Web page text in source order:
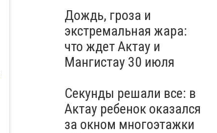
Дождь, гроза и
экстремальная жара:
что ждет Актау и
Мангистау 30 июля
Секунды решали все: в
Актау ребенок оказался
за окном многоэтажки